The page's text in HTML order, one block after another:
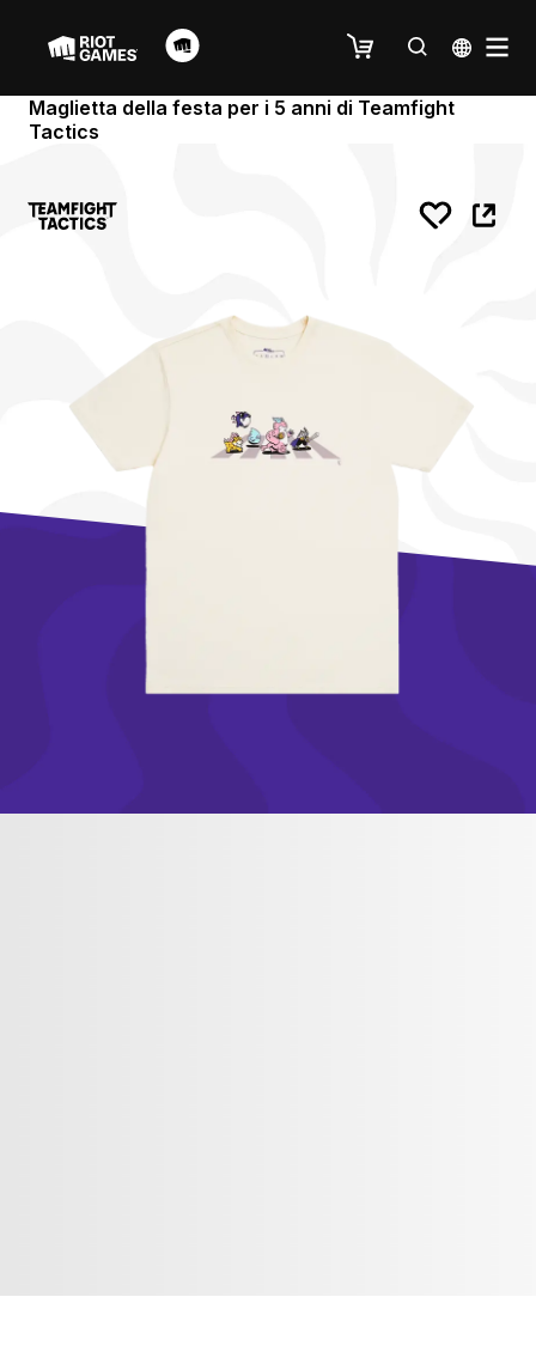
Maglietta della festa per i 5 anni di Teamfight
Tactics